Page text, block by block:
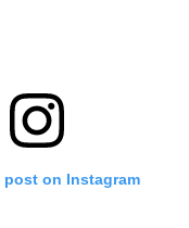
post on Instagram